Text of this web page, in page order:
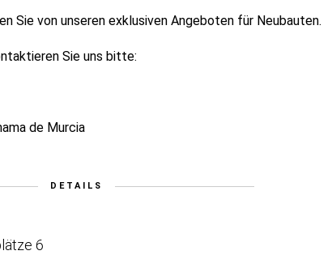
Sie von unseren exklusiven Angeboten für Neubauten.
Sie uns bitte:
de Murcia
DETAILS
6